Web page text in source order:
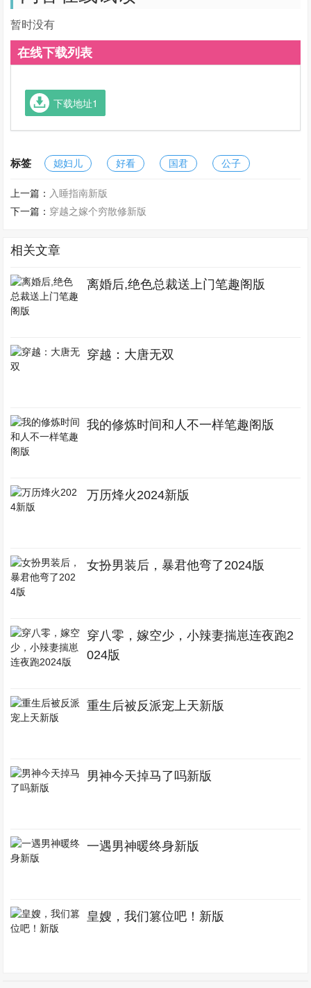
暂时没有
在线下载列表
下载地址1
标签 媳妇儿 好看 国君 公子
上一篇： 入睡指南新版
下一篇： 穿越之嫁个穷散修新版
相关文章
离婚后,绝色总裁送上门笔趣阁版
穿越：大唐无双
我的修炼时间和人不一样笔趣阁版
万历烽火2024新版
女扮男装后，暴君他弯了2024版
穿八零，嫁空少，小辣妻揣崽连夜跑2
024版
重生后被反派宠上天新版
男神今天掉马了吗新版
一遇男神暖终身新版
皇嫂，我们篡位吧！新版